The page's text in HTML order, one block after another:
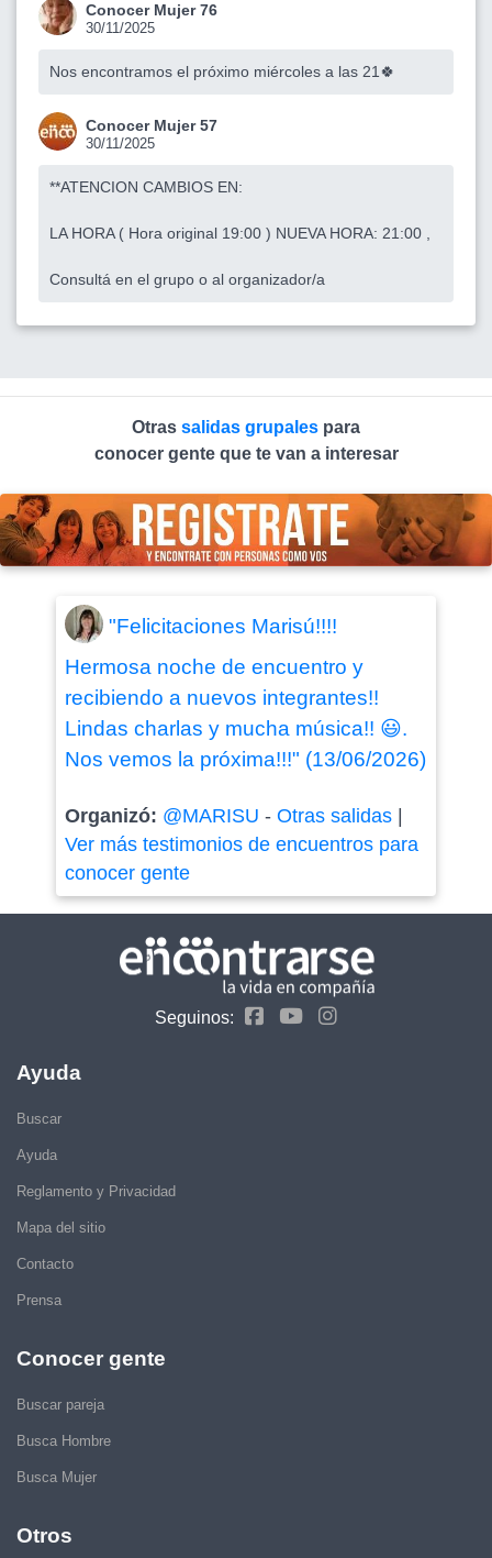
Conocer Mujer 76
30/11/2025
Nos encontramos el próximo miércoles a las 21🍀
Conocer Mujer 57
30/11/2025
**ATENCION CAMBIOS EN:
LA HORA ( Hora original 19:00 ) NUEVA HORA: 21:00 ,
Consultá en el grupo o al organizador/a
Otras salidas grupales para
conocer gente que te van a interesar
"Felicitaciones Marisú!!!!
Hermosa noche de encuentro y
recibiendo a nuevos integrantes!!
Lindas charlas y mucha música!! 😃.
Nos vemos la próxima!!!" (13/06/2026)
Organizó: @MARISU - Otras salidas|
Ver más testimonios de encuentros para
conocer gente
Seguinos:
Ayuda
Buscar
Ayuda
Reglamento y Privacidad
Mapa del sitio
Contacto
Prensa
Conocer gente
Buscar pareja
Busca Hombre
Busca Mujer
Otros